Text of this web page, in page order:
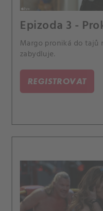
Epizoda 3 -
Margo proniká do tajů
zabydluje.
REGISTROVAT